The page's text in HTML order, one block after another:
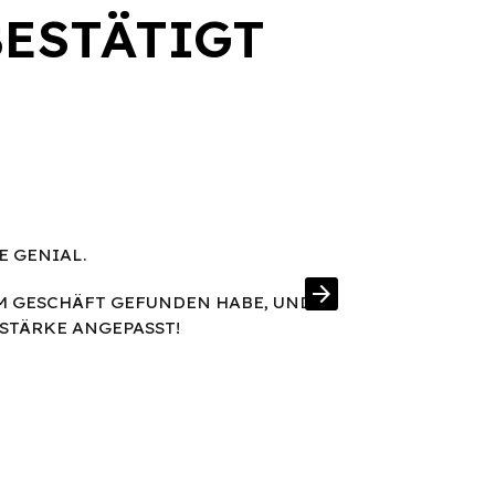
GENIAL.
GEFUNDEN HABE, UND
ANGEPASST!
arrow_forward